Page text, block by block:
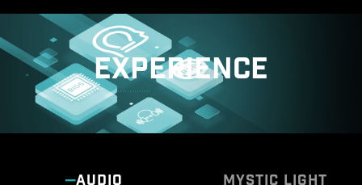
EXPERIENCE
AUDIO MYSTIC LIGHT